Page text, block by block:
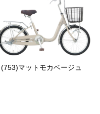
(753)マットモカベージュ